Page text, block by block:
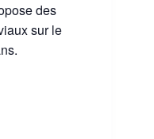
des
sur le